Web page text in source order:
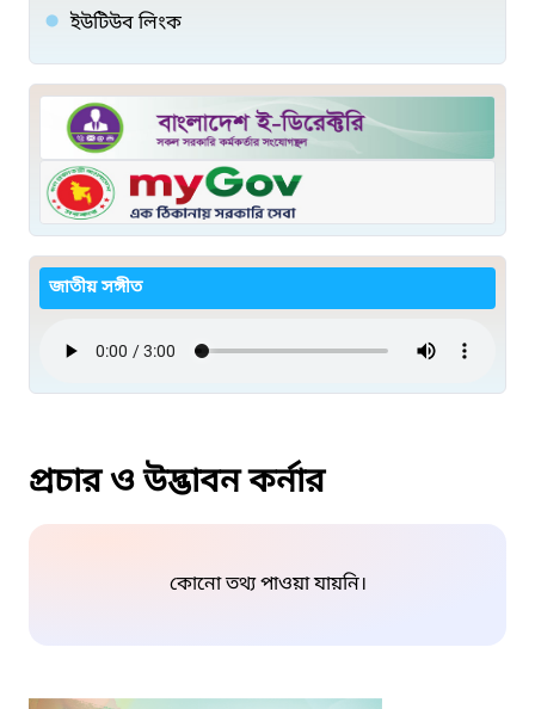
ইউটিউব লিংক
জাতীয় সঙ্গীত
প্রচার ও উদ্ভাবন কর্নার
কোনো তথ্য পাওয়া যায়নি।